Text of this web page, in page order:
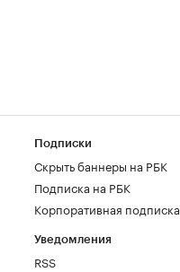
Подписки
Скрыть баннеры на РБК
Подписка на РБК
Корпоративная подписка
Уведомления
RSS